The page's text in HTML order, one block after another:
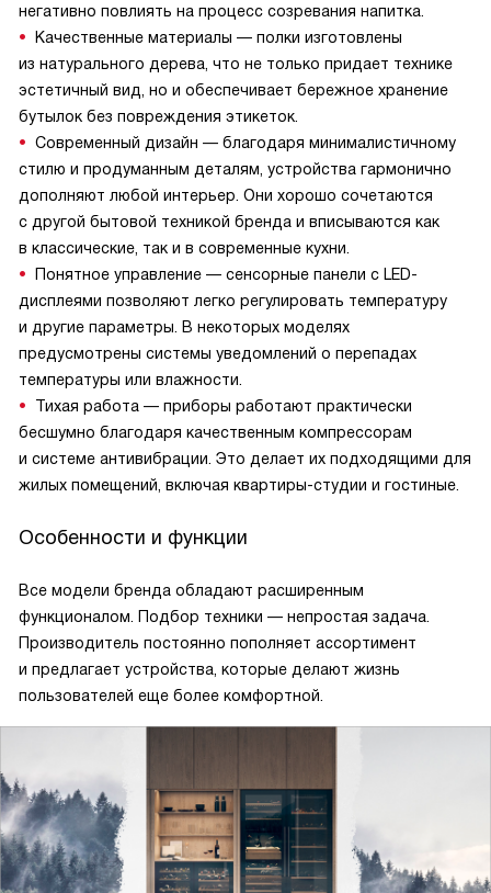
негативно повлиять на процесс созревания напитка.
Качественные материалы — полки изготовлены
из натурального дерева, что не только придает технике
эстетичный вид, но и обеспечивает бережное хранение
бутылок без повреждения этикеток.
Современный дизайн — благодаря минималистичному
стилю и продуманным деталям, устройства гармонично
дополняют любой интерьер. Они хорошо сочетаются
с другой бытовой техникой бренда и вписываются как
в классические, так и в современные кухни.
Понятное управление — сенсорные панели с LED-
дисплеями позволяют легко регулировать температуру
и другие параметры. В некоторых моделях
предусмотрены системы уведомлений о перепадах
температуры или влажности.
Тихая работа — приборы работают практически
бесшумно благодаря качественным компрессорам
и системе антивибрации. Это делает их подходящими для
жилых помещений, включая квартиры-студии и гостиные.
Особенности и функции
Все модели бренда обладают расширенным
функционалом. Подбор техники — непростая задача.
Производитель постоянно пополняет ассортимент
и предлагает устройства, которые делают жизнь
пользователей еще более комфортной.